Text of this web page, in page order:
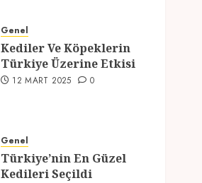
Genel
Kediler Ve Köpeklerin
Türkiye Üzerine Etkisi
12 MART 2025 0
Genel
Türkiye’nin En Güzel
Kedileri Seçildi